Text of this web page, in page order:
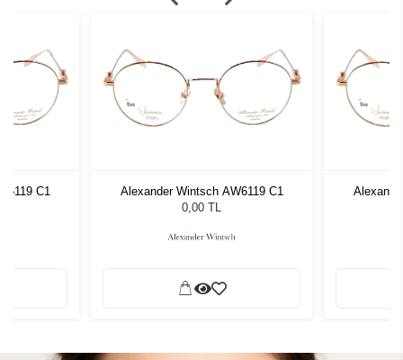
C1
Alexander Wintsch AW6119 C1
0,00 TL